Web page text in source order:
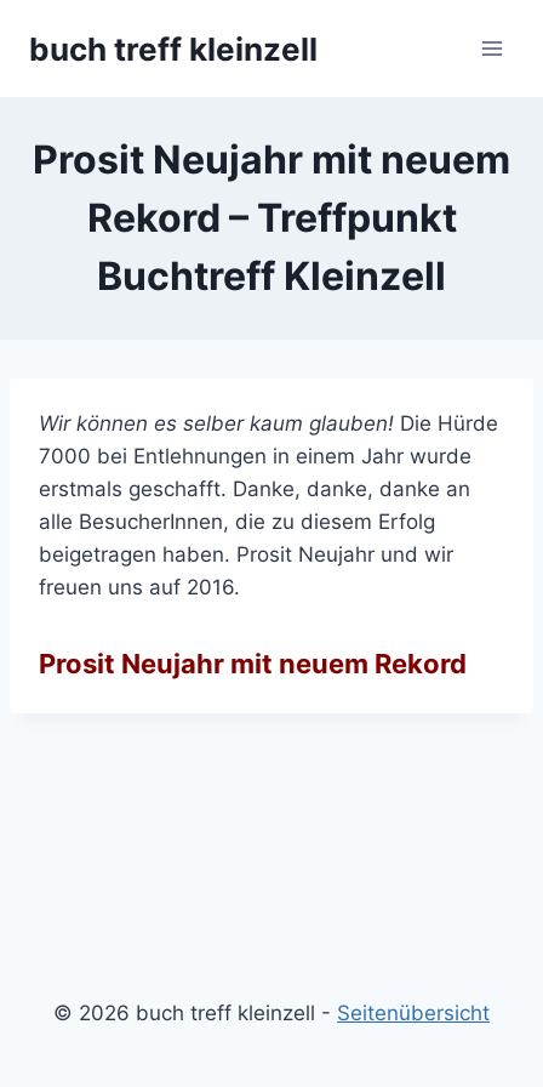
buch treff kleinzell
Prosit Neujahr mit neuem
Rekord – Treffpunkt
Buchtreff Kleinzell
Wir können es selber kaum glauben! Die Hürde
7000 bei Entlehnungen in einem Jahr wurde
erstmals geschafft. Danke, danke, danke an
alle BesucherInnen, die zu diesem Erfolg
beigetragen haben. Prosit Neujahr und wir
freuen uns auf 2016.
Prosit Neujahr mit neuem Rekord
© 2026 buch treff kleinzell - Seitenübersicht